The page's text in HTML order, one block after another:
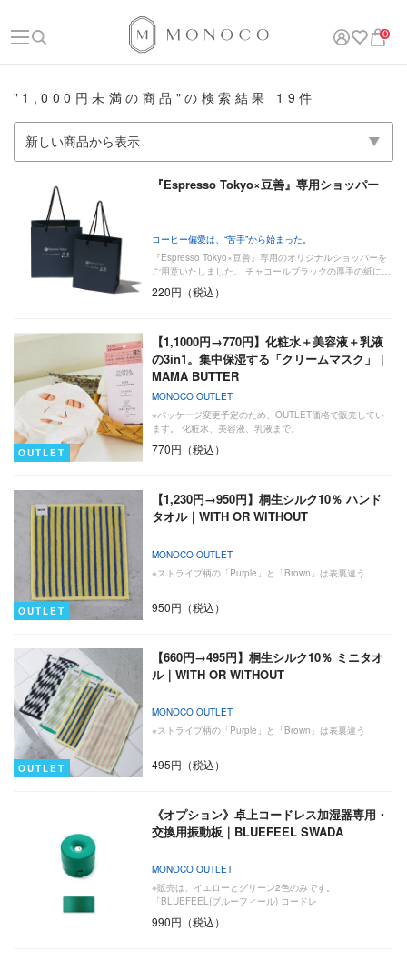
0
"1,000円未満の商品"の検索結果 19件
『Espresso Tokyo×豆善』専用ショッパー
コーヒー偏愛は、“苦手”から始まった。
『Espresso Tokyo×豆善』専用のオリジナルショッパーを
ご用意いたしました。 チャコールブラックの厚手の紙に…
220円（税込）
OUTLET
【1,1000円→770円】化粧水＋美容液＋乳液
の3in1。集中保湿する「クリームマスク」｜
MAMA BUTTER
MONOCO OUTLET
※パッケージ変更予定のため、OUTLET価格で販売してい
ます。 化粧水、美容液、乳液まで。
770円（税込）
OUTLET
【1,230円→950円】桐生シルク10％ ハンド
タオル｜WITH OR WITHOUT
MONOCO OUTLET
※ストライプ柄の「Purple」と「Brown」は表裏違う
950円（税込）
OUTLET
【660円→495円】桐生シルク10％ ミニタオ
ル｜WITH OR WITHOUT
MONOCO OUTLET
※ストライプ柄の「Purple」と「Brown」は表裏違う
495円（税込）
《オプション》卓上コードレス加湿器専用・
交換用振動板｜BLUEFEEL SWADA
MONOCO OUTLET
※販売は、イエローとグリーン2色のみです。
「BLUEFEEL(ブルーフィール) コードレ
990円（税込）